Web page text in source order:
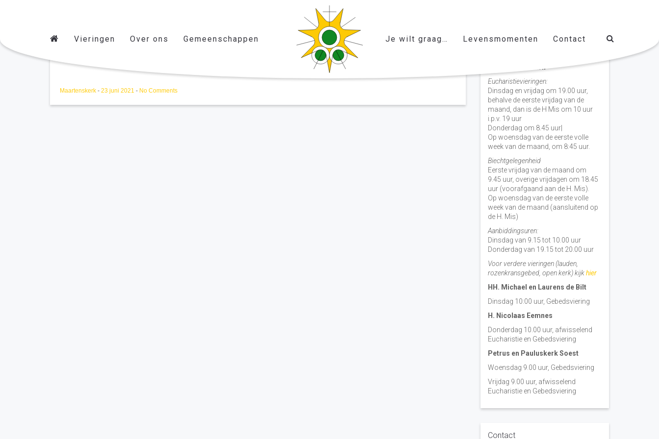
Vieringen Over ons Gemeenschappen Je wilt graag… Levensmomenten Contact
Maartenskerk - 23 juni 2021 - No Comments
Vieringen door de week
H. Nicolaas Baarn
Eucharistievieringen:
Dinsdag en vrijdag om 19.00 uur,
behalve de eerste vrijdag van de
maand, dan is de H Mis om 10 uur
i.p.v. 19 uur
Donderdag om 8.45 uur|
Op woensdag van de eerste volle
week van de maand, om 8:45 uur.
Biechtgelegenheid
Eerste vrijdag van de maand om
9.45 uur, overige vrijdagen om 18.45
uur (voorafgaand aan de H. Mis).
Op woensdag van de eerste volle
week van de maand (aansluitend op
de H. Mis)
Aanbiddingsuren:
Dinsdag van 9.15 tot 10.00 uur
Donderdag van 19.15 tot 20.00 uur
Voor verdere vieringen (lauden,
rozenkransgebed, open kerk) kijkhier
HH. Michael en Laurens de Bilt
Dinsdag 10:00 uur, Gebedsviering
H. Nicolaas Eemnes
Donderdag 10.00 uur, afwisselend
Eucharistie en Gebedsviering
Petrus en Pauluskerk Soest
Woensdag 9.00 uur, Gebedsviering
Vrijdag 9.00 uur, afwisselend
Eucharistie en Gebedsviering
Contact